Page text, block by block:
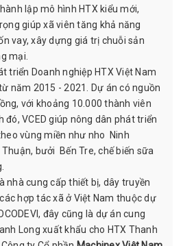
lập mô hình HTX kiểu mới,
giúp xã viên tăng khả năng
vay, xây dựng giá trị chuỗi sản
mại.
triển Doanh nghiệp HTX Việt Nam
năm 2015 - 2021. Dự án có nguồn
với khoảng 10.000 thành viên
đó, VCED giúp nông dân phát triển
vùng miền như nho Ninh
bưởi Bến Tre, chế biến sữa
nhà cung cấp thiết bị, dây truyền
hợp tác xã ở Việt Nam thuộc dự
đây cũng là dự án cung
Long xuất khẩu cho HTX Thanh